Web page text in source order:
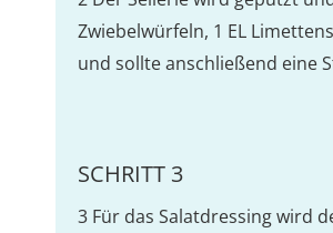
Zwiebelwürfeln, 1 EL
und sollte anschließend eine
SCHRITT 3
3 Für das Salatdressing wird